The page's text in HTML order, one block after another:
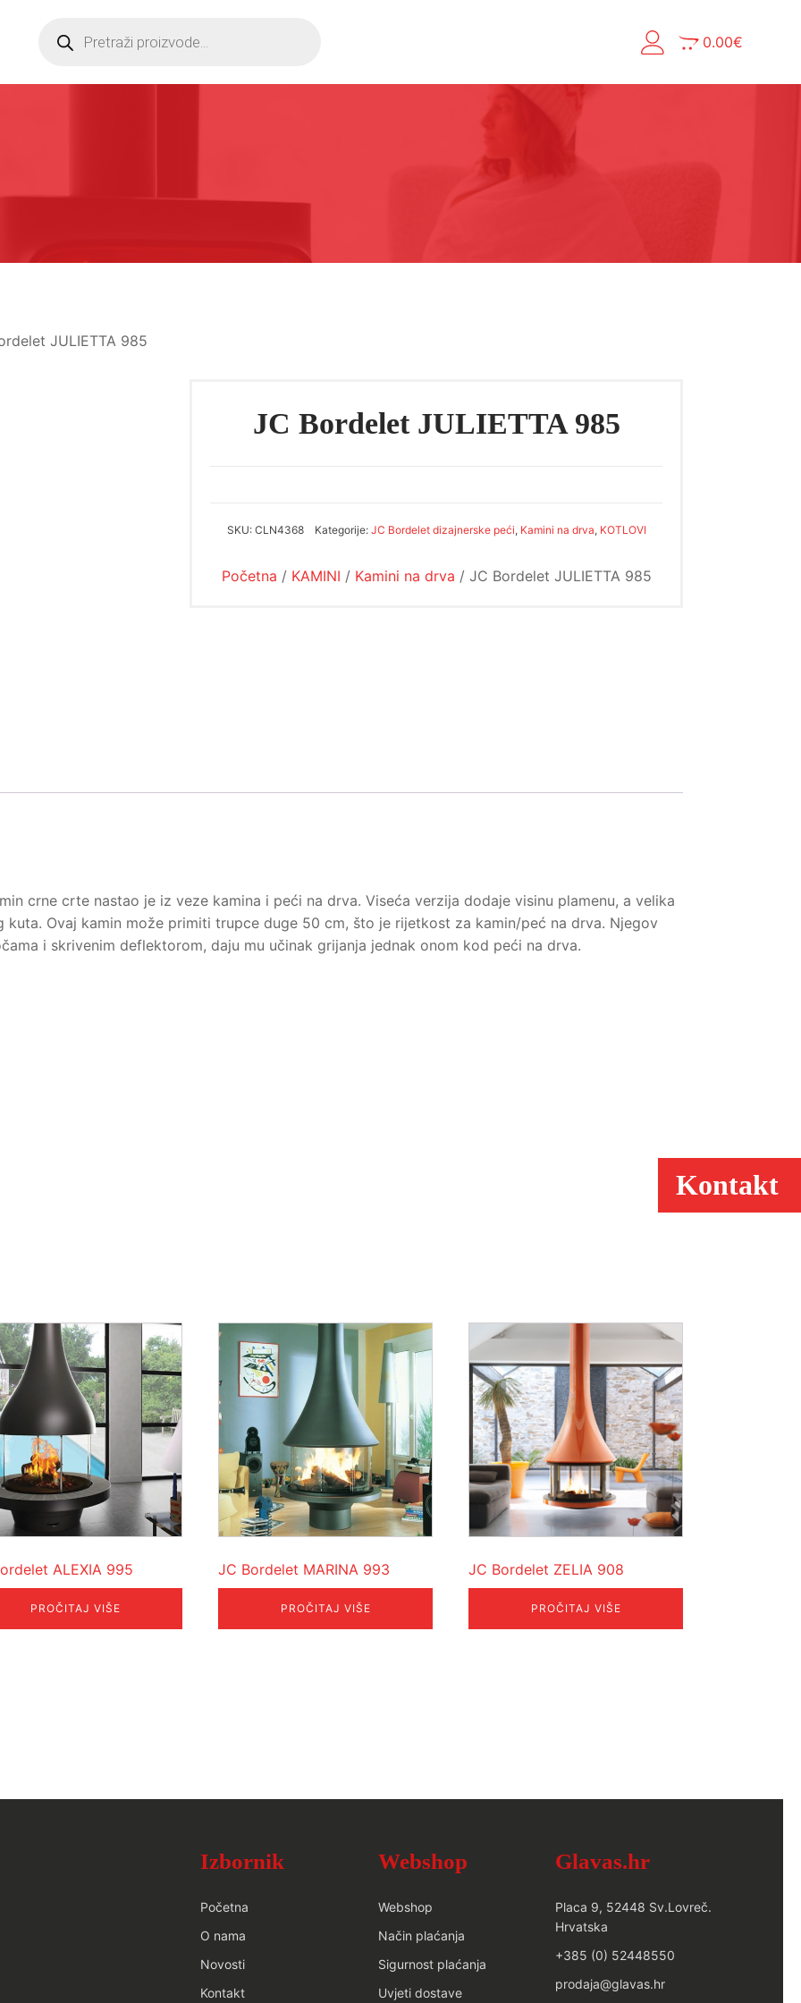
Products
search
0.00€
JULIETTA 985
JC Bordelet JULIETTA 985
SKU: CLN4368 Kategorije: JC Bordelet dizajnerske peći, Kamini na drva, KOTLOVI
Početna / KAMINI / Kamini na drva / JC Bordelet JULIETTA 985
crne crte nastao je iz veze kamina i peći na drva. Viseća verzija dodaje visinu plamenu, a velika
Ovaj kamin može primiti trupce duge 50 cm, što je rijetkost za kamin/peć na drva. Njegov
i skrivenim deflektorom, daju mu učinak grijanja jednak onom kod peći na drva.
ALEXIA 995
PROČITAJ VIŠE
JC Bordelet MARINA 993
PROČITAJ VIŠE
JC Bordelet ZELIA 908
PROČITAJ VIŠE
Izbornik
Početna
O nama
Novosti
Kontakt
Webshop
Webshop
Način plaćanja
Sigurnost plaćanja
Uvjeti dostave
Glavas.hr
Placa 9, 52448 Sv.Lovreč.
Hrvatska
+385 (0) 52448550
prodaja@glavas.hr
Kontakt